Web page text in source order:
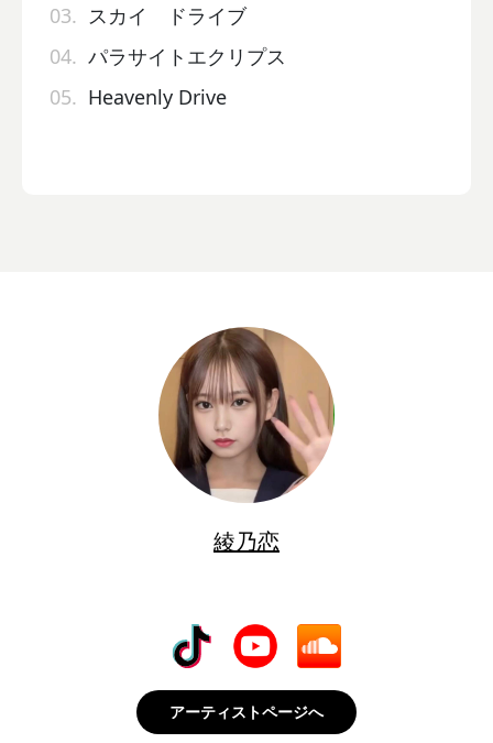
03. スカイ ドライブ
04. パラサイトエクリプス
05. Heavenly Drive
綾乃恋
アーティストページへ